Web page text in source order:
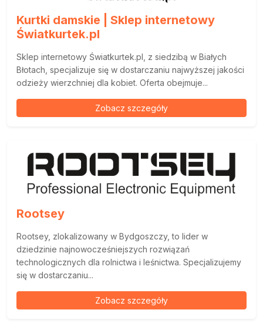
Kurtki damskie | Sklep internetowy
Światkurtek.pl
Sklep internetowy Światkurtek.pl, z siedzibą w Białych
Błotach, specjalizuje się w dostarczaniu najwyższej jakości
odzieży wierzchniej dla kobiet. Oferta obejmuje...
Zobacz szczegóły
Rootsey
Rootsey, zlokalizowany w Bydgoszczy, to lider w
dziedzinie najnowocześniejszych rozwiązań
technologicznych dla rolnictwa i leśnictwa. Specjalizujemy
się w dostarczaniu...
Zobacz szczegóły